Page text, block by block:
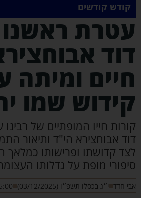
קודשים
ראשנו
ומיתה
שמו ית'
חייו המופתיים של רבינו
אבוחצירא הי"ד ותיאור
קדושתו ופרישותו כמלאך ה'
מופת על גדלותו העצומה
חדד י״ג בכסלו תשפ״ו (03/12/2025) 15:00